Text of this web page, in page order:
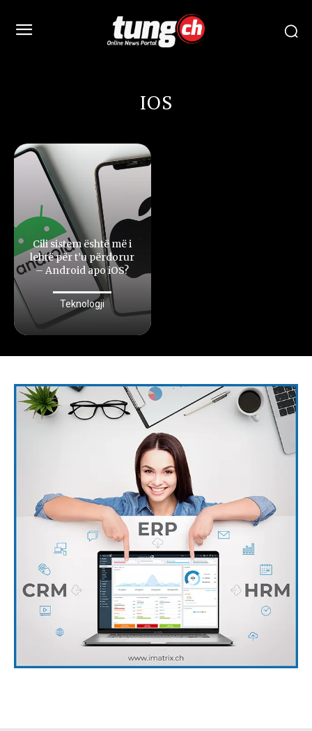
IOS
Cili sistem është më i
lehtë për t’u përdorur
– Android apo iOS?
Teknologji